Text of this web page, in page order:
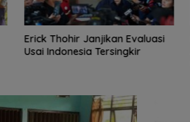
Indonesia Gagal ke Semifinal
ASEAN Championship 2026